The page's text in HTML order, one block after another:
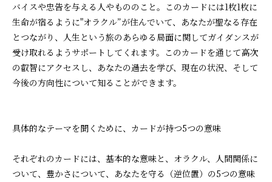
バイスや忠告を与える人やもののこと。このカードには1枚1枚に
生命が宿るように"オラクル”が住んでいて、あなたが聖なる存在
とつながり、人生という旅のあらゆる局面に関してガイダンスが
受け取れるようサポートしてくれます。このカードを通じて高次
の叡智にアクセスし、あなたの過去を学び、現在の状況、そして
今後の方向性について知ることができます。
具体的なテーマを聞くために、カードが持つ5つの意味
それぞれのカードには、基本的な意味と、オラクル、人間関係に
ついて、豊かさについて、あなたを守る（逆位置）の5つの意味